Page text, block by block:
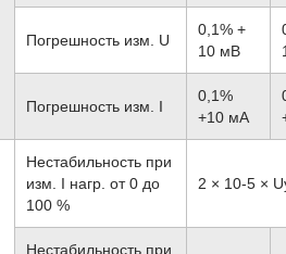
Погрешность изм. U
0,1% +
10 мВ
Погрешность изм. I
0,1%
+10 мА
Нестабильность при
изм. I нагр. от 0 до
100 %
2 × 10-5 ×
Нестабильность при